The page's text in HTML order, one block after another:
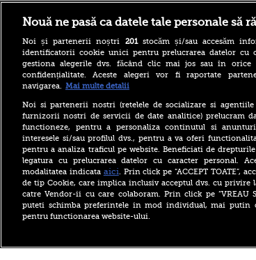
negre” ia amploare în Rusia.
„Găsește-ți un soldat și când
va fi ucis vei primi 8
milioane de ruble”
Aflat în SUA, ministrul
britanic de Externe a evitat
să spună dacă îl mai
consideră pe Trump „idiot,
rasist și misogin”
Primăriile care nu se
înrolează pe Ghiseul.ro pot
Nouă ne pasă ca datele tale personale să
Noi și partenerii noștri 201stocăm și/sau accesăm
identificatorii cookie unici pentru prelucrarea datelor cu
gestiona alegerile dvs. făcând clic mai jos sau în
confidențialitate. Aceste alegeri vor fi raportate
navigarea. Mai multe detalii
Noi si partenerii nostri (retelele de socializare si
furnizorii nostri de servicii de date analitice) prelucram
functioneze, pentru a personaliza continutul si
interesele si/sau profilul dvs., pentru a va oferi
pentru a analiza traficul pe website. Beneficiati de
legatura cu prelucrarea datelor cu caracter personal.
modalitatea indicata aici. Prin click pe “ACCEPT TOATE”,
de tip Cookie, care implica inclusiv acceptul dvs. cu privire
catre Vendor-ii cu care colaboram. Prin click pe “VREAU
puteti schimba preferintele in mod individual, mai putin
pentru functionarea website-ului.